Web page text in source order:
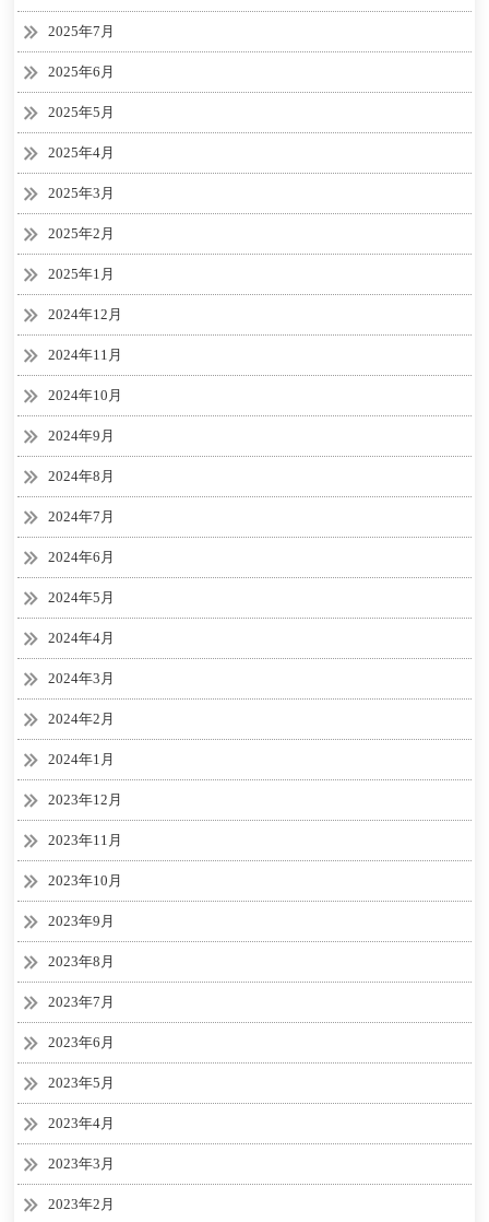
2025年7月
2025年6月
2025年5月
2025年4月
2025年3月
2025年2月
2025年1月
2024年12月
2024年11月
2024年10月
2024年9月
2024年8月
2024年7月
2024年6月
2024年5月
2024年4月
2024年3月
2024年2月
2024年1月
2023年12月
2023年11月
2023年10月
2023年9月
2023年8月
2023年7月
2023年6月
2023年5月
2023年4月
2023年3月
2023年2月